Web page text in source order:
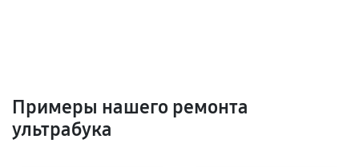
Примеры нашего ремонта
ультрабука